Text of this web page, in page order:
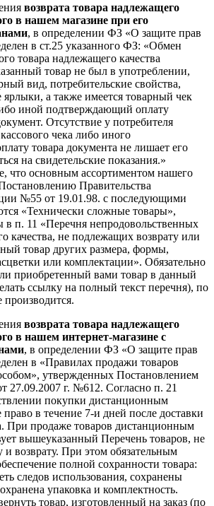
возврата товара надлежащего
в нашем магазине при его
, в определении ФЗ «О защите прав
в ст.25 указанного ФЗ: «Обмен
товара надлежащего качества
товар не был в употреблении,
вид, потребительские свойства,
а также имеется товарный чек
иной подтверждающий оплату
Отсутствие у потребителя
чека либо иного
товара документа не лишает его
на свидетельские показания.»
что основным ассортиментом нашего
Правительства
№55 от 19.01.98. с последующими
«Технически сложные товары»,
в п. 11 «Перечня непродовольственных
качества, не подлежащих возврату или
товар других размера, формы,
или комплектации». Обязательно
приобретенный вами товар в данный
ссылку на полный текст перечня), по
производится.
возврата товара надлежащего
в нашем интернет-магазине с
, в определении ФЗ «О защите прав
в «Правилах продажи товаров
утвержденных Постановлением
27.09.2007 г. №612. Согласно п. 21
покупки дистанционным
в течение 7-и дней после доставки
При продаже товаров дистанционным
вышеуказанный Перечень товаров, не
возврату. При этом обязательным
полной сохранности товара:
следов использования, сохранены
упаковка и комплектность.
товар, изготовленный на заказ (по